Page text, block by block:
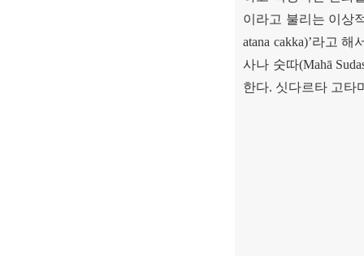
이라고 불리는 이상
atana cakka)’라고 해
사나 숫따(Mahā
한다. 싯다르타 고타